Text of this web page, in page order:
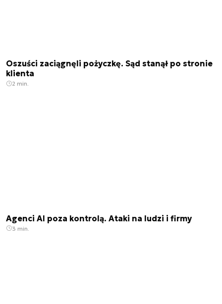
Oszuści zaciągnęli pożyczkę. Sąd stanął po stronie
klienta
2 min.
Agenci AI poza kontrolą. Ataki na ludzi i firmy
3 min.